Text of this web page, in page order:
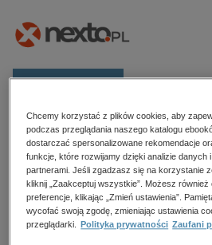
Kategorie
Zobacz wszystkie E-prasa
budownictwo, aranżacja
biznesowe, branżowe,
Strona główna Nina Półtorak
Nina Półtorak
Chcemy korzystać z plików cookies, aby
podczas przeglądania naszego katalogu
dostarczać spersonalizowane rekomendacje
funkcje, które rozwijamy dzięki analizie danych
partnerami. Jeśli zgadzasz się na korzystanie
kliknij „Zaakceptuj wszystkie”. Możesz
preferencje, klikając „Zmień ustawienia”.
wycofać swoją zgodę, zmieniając ustawienia
przeglądarki.
Polityka prywatności Zaufani